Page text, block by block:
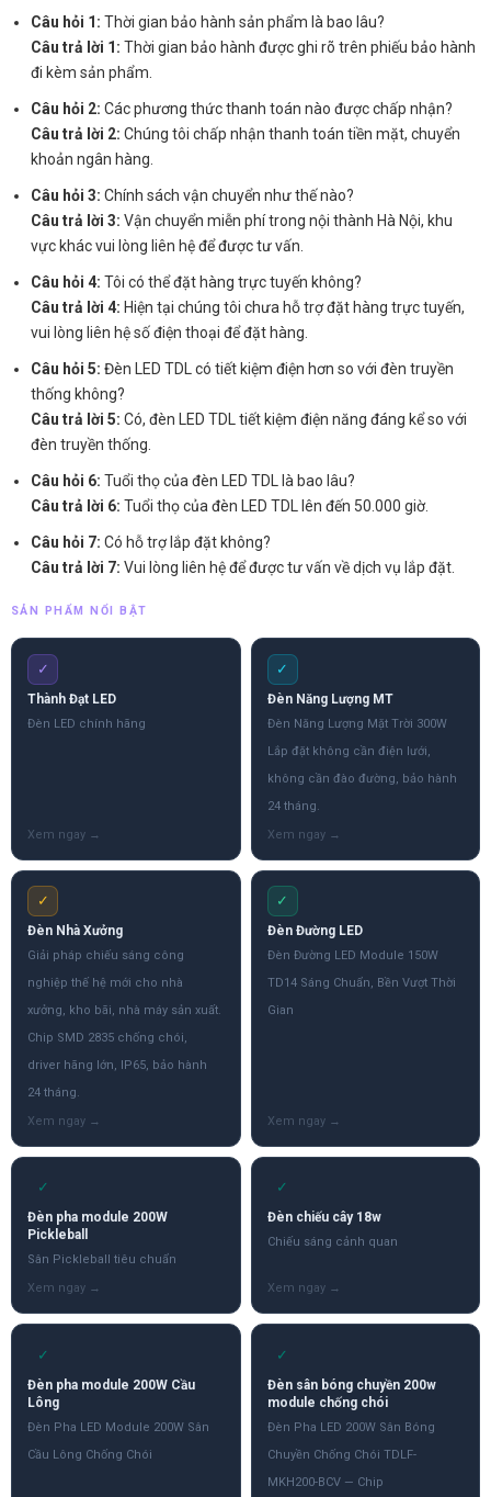
Câu hỏi 1: Thời gian bảo hành sản phẩm là bao lâu?
Câu trả lời 1: Thời gian bảo hành được ghi rõ trên phiếu bảo hành
đi kèm sản phẩm.
Câu hỏi 2: Các phương thức thanh toán nào được chấp nhận?
Câu trả lời 2: Chúng tôi chấp nhận thanh toán tiền mặt, chuyển
khoản ngân hàng.
Câu hỏi 3: Chính sách vận chuyển như thế nào?
Câu trả lời 3: Vận chuyển miễn phí trong nội thành Hà Nội, khu
vực khác vui lòng liên hệ để được tư vấn.
Câu hỏi 4: Tôi có thể đặt hàng trực tuyến không?
Câu trả lời 4: Hiện tại chúng tôi chưa hỗ trợ đặt hàng trực tuyến,
vui lòng liên hệ số điện thoại để đặt hàng.
Câu hỏi 5: Đèn LED TDL có tiết kiệm điện hơn so với đèn truyền
thống không?
Câu trả lời 5: Có, đèn LED TDL tiết kiệm điện năng đáng kể so với
đèn truyền thống.
Câu hỏi 6: Tuổi thọ của đèn LED TDL là bao lâu?
Câu trả lời 6: Tuổi thọ của đèn LED TDL lên đến 50.000 giờ.
Câu hỏi 7: Có hỗ trợ lắp đặt không?
Câu trả lời 7: Vui lòng liên hệ để được tư vấn về dịch vụ lắp đặt.
SẢN PHẨM NỔI BẬT
✓
Thành Đạt LED
Đèn LED chính hãng
✓
Đèn Năng Lượng MT
Đèn Năng Lượng Mặt Trời 300W
Lắp đặt không cần điện lưới,
không cần đào đường, bảo hành
24 tháng.
✓
Đèn Nhà Xưởng
Giải pháp chiếu sáng công
nghiệp thế hệ mới cho nhà
xưởng, kho bãi, nhà máy sản xuất.
Chip SMD 2835 chống chói,
driver hãng lớn, IP65, bảo hành
24 tháng.
✓
Đèn Đường LED
Đèn Đường LED Module 150W
TD14 Sáng Chuẩn, Bền Vượt Thời
Gian
✓
Đèn pha module 200W
Pickleball
Sân Pickleball tiêu chuẩn
✓
Đèn chiếu cây 18w
Chiếu sáng cảnh quan
✓
Đèn pha module 200W Cầu
Lông
Đèn Pha LED Module 200W Sân
Cầu Lông Chống Chói
✓
Đèn sân bóng chuyền 200w
module chống chói
Đèn Pha LED 200W Sân Bóng
Chuyền Chống Chói TDLF-
MKH200-BCV — Chip